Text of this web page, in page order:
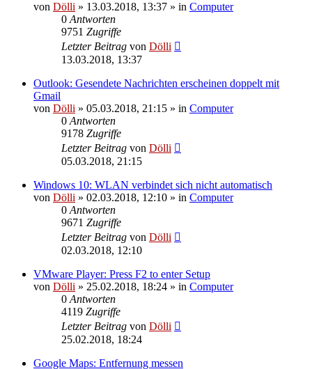
von Dölli » 13.03.2018, 13:37 » in Computer
0 Antworten
9751 Zugriffe
Letzter Beitrag von Dölli
13.03.2018, 13:37
Outlook: Gesendete Nachrichten erscheinen doppelt mit
Gmail
von Dölli » 05.03.2018, 21:15 » in Computer
0 Antworten
9178 Zugriffe
Letzter Beitrag von Dölli
05.03.2018, 21:15
Windows 10: WLAN verbindet sich nicht automatisch
von Dölli » 02.03.2018, 12:10 » in Computer
0 Antworten
9671 Zugriffe
Letzter Beitrag von Dölli
02.03.2018, 12:10
VMware Player: Press F2 to enter Setup
von Dölli » 25.02.2018, 18:24 » in Computer
0 Antworten
4119 Zugriffe
Letzter Beitrag von Dölli
25.02.2018, 18:24
Google Maps: Entfernung messen